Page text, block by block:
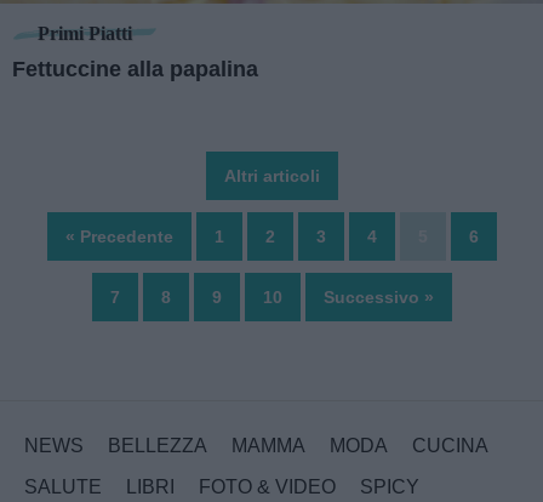
Primi Piatti
Fettuccine alla papalina
Altri articoli
« Precedente 1 2 3 4 6
7 8 9 10 Successivo »
NEWS BELLEZZA MAMMA MODA
CUCINA
SALUTE
LIBRI FOTO & VIDEO SPICY